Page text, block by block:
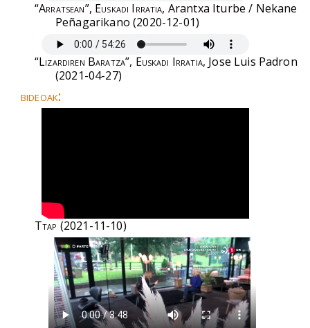
“Arratsean”, Euskadi Irratia, Arantxa Iturbe / Nekane
Peñagarikano (2020-12-01)
“Lizardiren Baratza”, Euskadi Irratia, Jose Luis Padron
(2021-04-27)
bideoak:
Ttap (2021-11-10)